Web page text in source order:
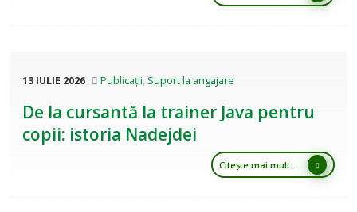
13 IULIE 2026 Publicații, Suport la angajare
De la cursantă la trainer Java pentru
copii: istoria Nadejdei
Citește mai mult ...